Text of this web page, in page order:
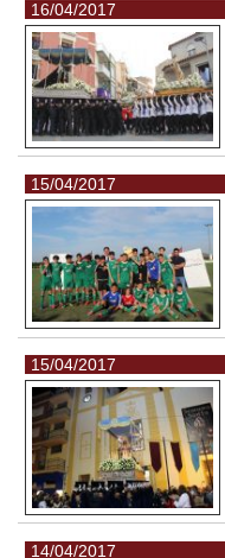
16/04/2017
15/04/2017
15/04/2017
14/04/2017